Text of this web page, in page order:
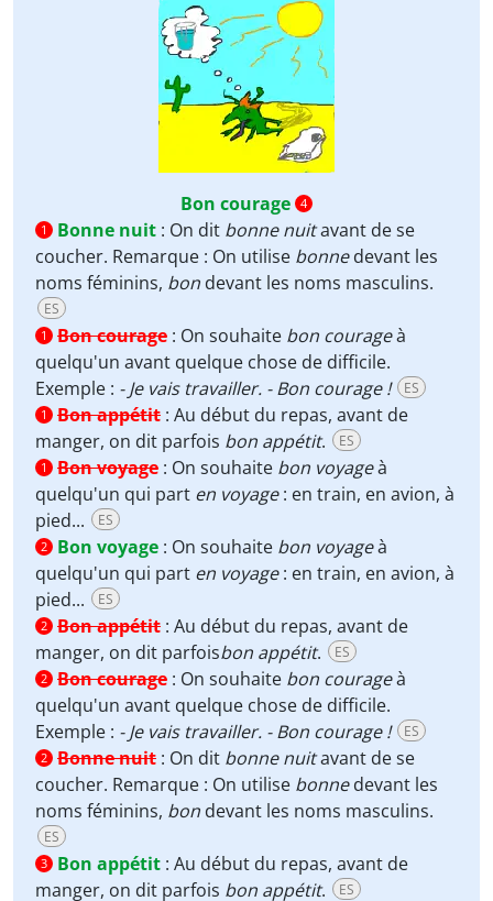
Bon courage 4
1
Bonne nuit : On dit bonne nuitavant de se
coucher. Remarque : On utilise bonnedevant les
noms féminins, bon devant les noms masculins.
ES
1 Bon courage : On souhaite bon courageà
quelqu'un avant quelque chose de difficile.
Exemple : - Je vais travailler. - Bon courage ! ES
1 Bon appétit : Au début du repas, avant de
manger, on dit parfois bon appétit. ES
1 Bon voyage : On souhaite bon voyageà
quelqu'un qui part en voyage: en train, en avion, à
pied...
ES
2 Bon voyage : On souhaite bon voyageà
quelqu'un qui part en voyage: en train, en avion, à
pied...
ES
2 Bon appétit : Au début du repas, avant de
manger, on dit parfoisbon appétit. ES
2 Bon courage : On souhaite bon courageà
quelqu'un avant quelque chose de difficile.
Exemple : - Je vais travailler. - Bon courage ! ES
2 Bonne nuit : On dit bonne nuitavant de se
coucher. Remarque : On utilise bonnedevant les
noms féminins, bon devant les noms masculins.
ES
3 Bon appétit : Au début du repas, avant de
manger, on dit parfois bon appétit. ES